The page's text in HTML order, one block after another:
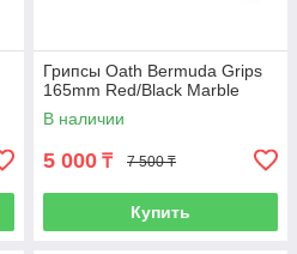
Грипсы Oath Bermuda Grips
165mm Red/Black Marble
В наличии
5 000 ₸ 7 500 ₸
Купить